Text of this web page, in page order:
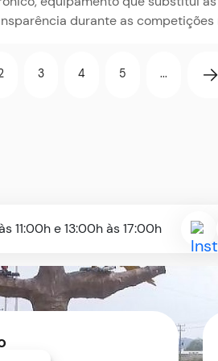
durante as competições
3 4 5 ...
11:00h e 13:00h às 17:00h